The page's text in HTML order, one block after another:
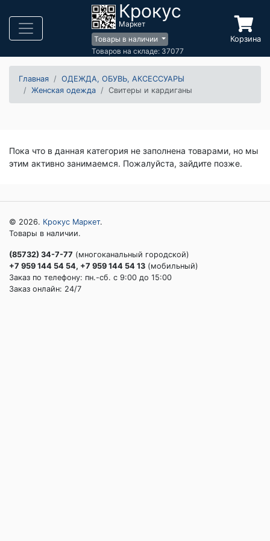
Крокус
Маркет
Товары в наличии
Товаров на складе: 37077
Корзина
Главная
ОДЕЖДА, ОБУВЬ, АКСЕССУАРЫ
Женская одежда
Свитеры и кардиганы
Пока что в данная категория не заполнена товарами, но мы
этим активно занимаемся. Пожалуйста, зайдите позже.
© 2026. Крокус Маркет.
Товары в наличии.
(85732) 34-7-77 (многоканальный городской)
+7 959 144 54 54, +7 959 144 54 13 (мобильный)
Заказ по телефону: пн.-сб. c 9:00 до 15:00
Заказ онлайн: 24/7